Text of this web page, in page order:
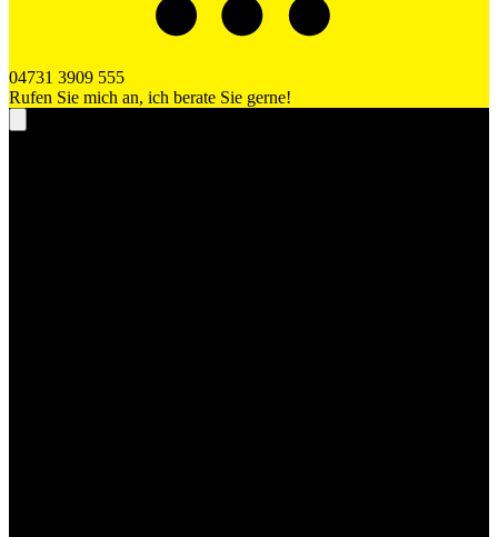
04731 3909 555
Rufen Sie mich an, ich berate Sie gerne!